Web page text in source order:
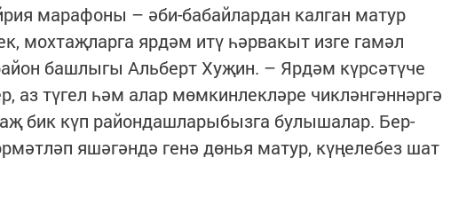
марафоны – әби-бабайлардан калган матур
мохтаҗларга ярдәм итү һәрвакыт изге гамәл
башлыгы Альберт Хуҗин. – Ярдәм күрсәтүче
аз түгел һәм алар мөмкинлекләре чикләнгәннәргә
бик күп райондашларыбызга булышалар. Бер-
яшәгәндә генә дөнья матур, күңелебез шат